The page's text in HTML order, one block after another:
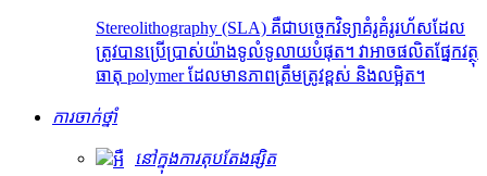
Stereolithography (SLA) គឺជាបច្ចេកវិទ្យាគំរូគំរូរហ័សដែល
ត្រូវបានប្រើប្រាស់យ៉ាងទូលំទូលាយបំផុត។ វាអាចផលិតផ្នែកវត្ថុ
ធាតុ polymer ដែលមានភាពត្រឹមត្រូវខ្ពស់ និងលម្អិត។
ការចាក់ថ្នាំ
នៅក្នុងការតុបតែងផ្សិត